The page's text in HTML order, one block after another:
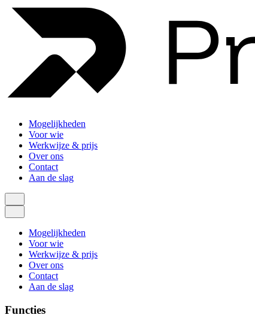
Mogelijkheden
Voor wie
Werkwijze & prijs
Over ons
Contact
Aan de slag
Mogelijkheden
Voor wie
Werkwijze & prijs
Over ons
Contact
Aan de slag
Functies